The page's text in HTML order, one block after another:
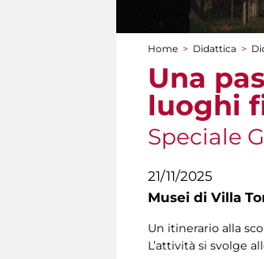
Tu sei qui
Home > Didattica >
Una
luoghi
Speciale
21/11/2025
Musei di Villa
Un itinerario alla
L’attività si svolge